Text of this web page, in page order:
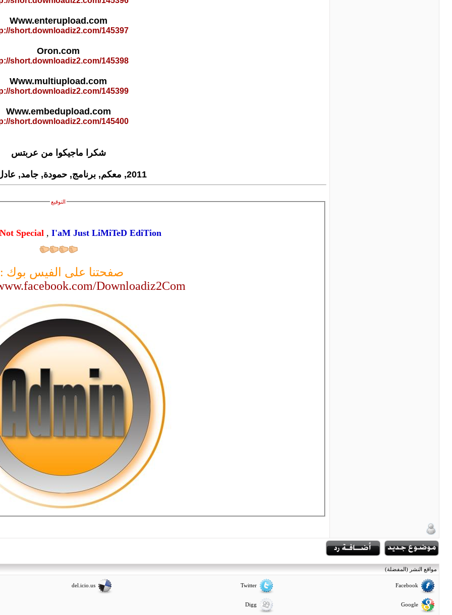
Www.enterupload.com
short.downloadiz2.com/145397
Oron.com
short.downloadiz2.com/145398
Www.multiupload.com
short.downloadiz2.com/145399
Www.embedupload.com
short.downloadiz2.com/145400
شكرا ماجيكوا من عربتس
2011, معكم, برنامج, حمودة, جامد, عادل, وجدى
التوقيع
Special , I'aM Just LiMiTeD EdiTion
صفحتنا على الفيس بوك
Downloadiz2Com
مواقع النشر (المفضلة)
Facebook
Twitter
del.icio.us
Google
Digg